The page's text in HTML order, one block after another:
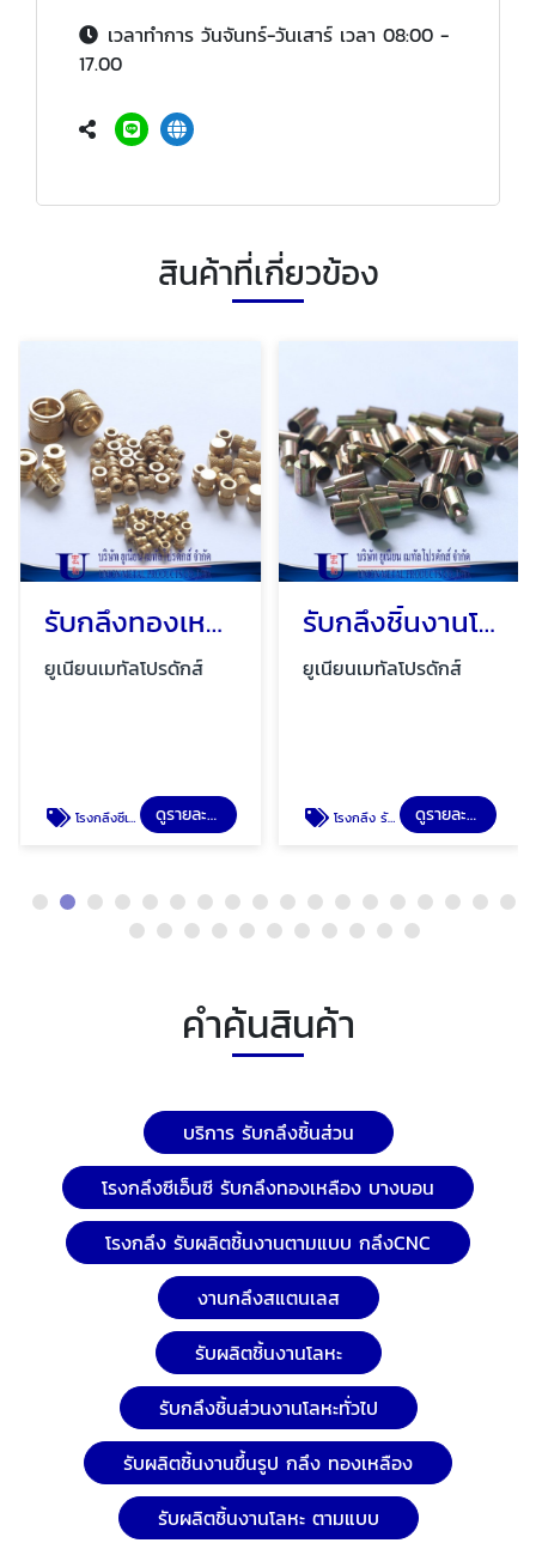
เวลาทำการ วันจันทร์-วันเสาร์ เวลา 08:00 -
17.00
สินค้าที่เกี่ยวข้อง
รับกลึงทองเหลือง
ยูเนียนเมทัลโปรดักส์
โรงกลึงซีเอ็นซี รับกลึงทองเหลือง บางบอน ดูรายละเอียด
รับกลึงชิ้นงานโลหะ
ยูเนียนเมทัลโปรดักส์
โรงกลึง รับผลิตชิ้นงานตามแบบ กลึงCNC ดูรายละเอียด
คำค้นสินค้า
บริการ รับกลึงชิ้นส่วน
โรงกลึงซีเอ็นซี รับกลึงทองเหลือง บางบอน
โรงกลึง รับผลิตชิ้นงานตามแบบ กลึงCNC
งานกลึงสแตนเลส
รับผลิตชิ้นงานโลหะ
รับกลึงชิ้นส่วนงานโลหะทั่วไป
รับผลิตชิ้นงานขึ้นรูป กลึง ทองเหลือง
รับผลิตชิ้นงานโลหะ ตามแบบ